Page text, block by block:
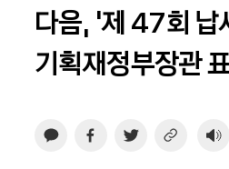
다음, ‘제 47회 납
기획재정부장관